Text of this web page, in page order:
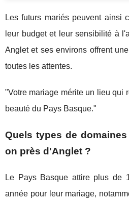
Les futurs mariés peuvent ainsi
leur budget et leur sensibilité à
Anglet et ses environs offrent
toutes les attentes.
"Votre mariage mérite un lieu qui
beauté du Pays Basque."
Quels types de
on près d'Anglet ?
Le Pays Basque attire plus de
année pour leur mariage,